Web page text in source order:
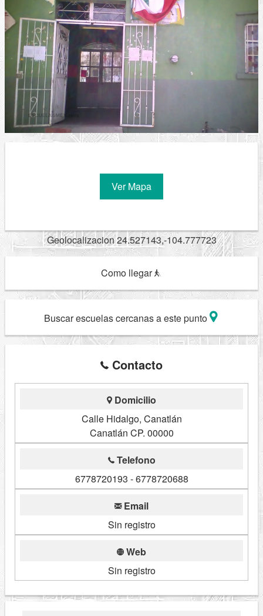
Ver Mapa
Geolocalizacion 24.527143,-104.777723
Como llegar
Buscar escuelas cercanas a este punto
Contacto
Domicilio
Calle Hidalgo, Canatlán
Canatlán CP. 00000
Telefono
6778720193 - 6778720688
Email
Sin registro
Web
Sin registro